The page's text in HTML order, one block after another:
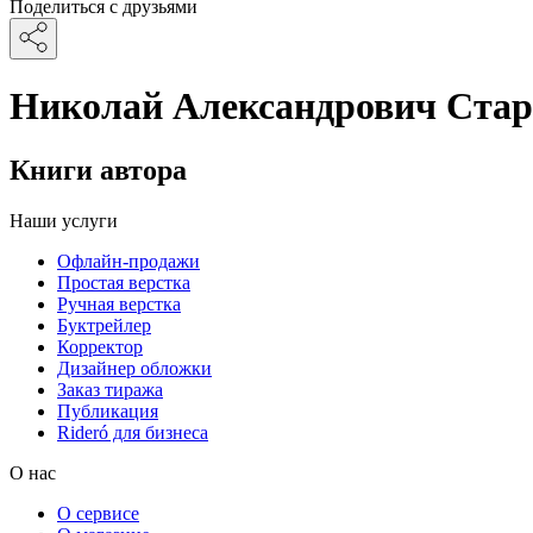
Поделиться с друзьями
Николай Александрович
Книги автора
Наши услуги
Офлайн-продажи
Простая верстка
Ручная верстка
Буктрейлер
Корректор
Дизайнер обложки
Заказ тиража
Публикация
Rideró для бизнеса
О нас
О сервисе